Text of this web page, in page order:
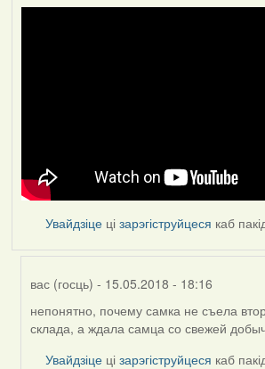
Увайдзіце цізарэгіструйцеся каб
вас (госць) - 15.05.2018 - 18:16
In
reply
непонятно, почему самка не съела
склада, а ждала самца со свежей
Увайдзіце цізарэгіструйцеся каб